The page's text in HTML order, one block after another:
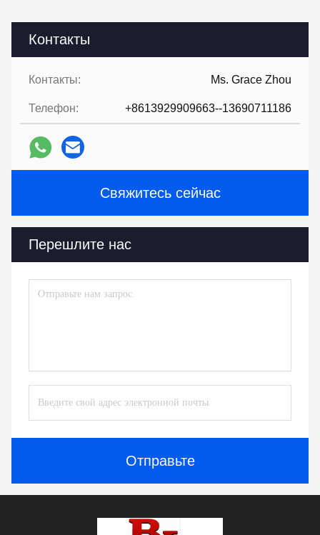
Контакты
Контакты: Ms. Grace Zhou
Телефон: +8613929909663--13690711186
Свяжитесь сейчас
Перешлите нас
Отправьте